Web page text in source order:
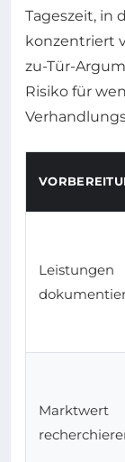
Tageszeit, in
konzentriert
zu-Tür-
Risiko für
Leistungen
Marktwert